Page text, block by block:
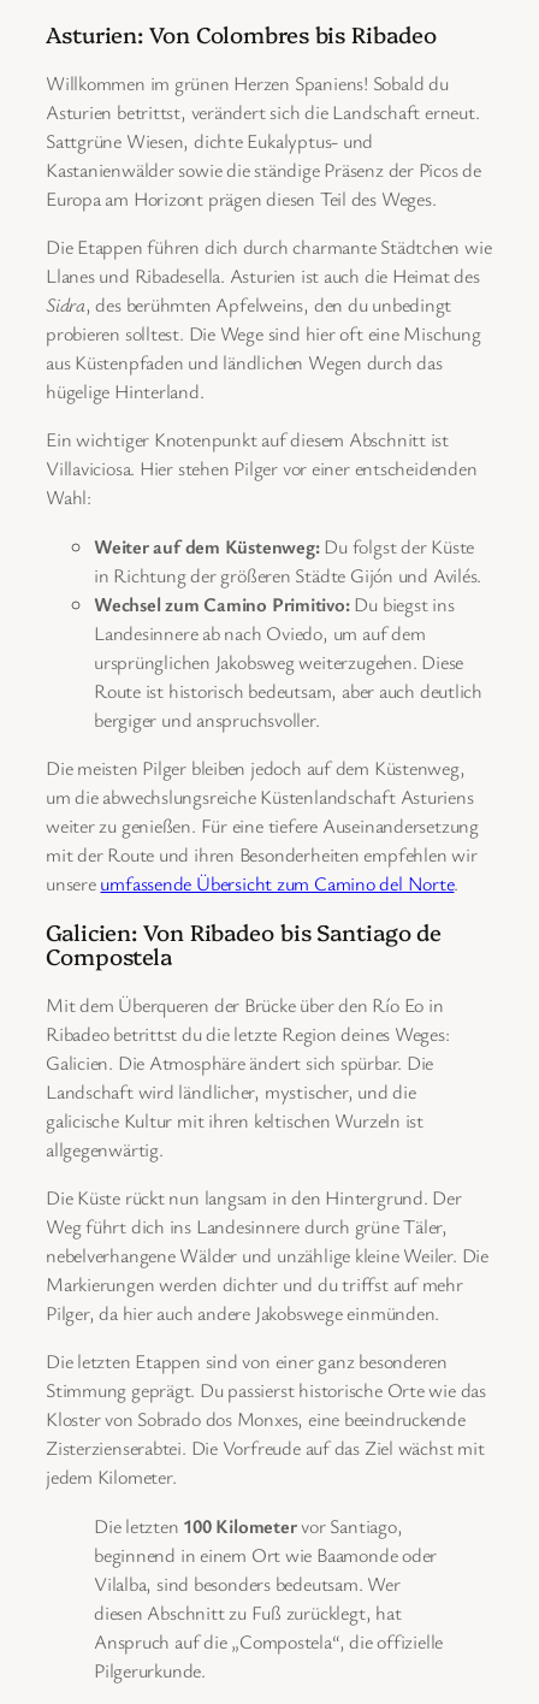
Asturien: Von Colombres bis Ribadeo
Willkommen im grünen Herzen Spaniens! Sobald du
Asturien betrittst, verändert sich die Landschaft erneut.
Sattgrüne Wiesen, dichte Eukalyptus- und
Kastanienwälder sowie die ständige Präsenz der Picos de
Europa am Horizont prägen diesen Teil des Weges.
Die Etappen führen dich durch charmante Städtchen wie
Llanes und Ribadesella. Asturien ist auch die Heimat des
Sidra, des berühmten Apfelweins, den du unbedingt
probieren solltest. Die Wege sind hier oft eine Mischung
aus Küstenpfaden und ländlichen Wegen durch das
hügelige Hinterland.
Ein wichtiger Knotenpunkt auf diesem Abschnitt ist
Villaviciosa. Hier stehen Pilger vor einer entscheidenden
Wahl:
Weiter auf dem Küstenweg:Du folgst der Küste
in Richtung der größeren Städte Gijón und Avilés.
Wechsel zum Camino Primitivo:Du biegst ins
Landesinnere ab nach Oviedo, um auf dem
ursprünglichen Jakobsweg weiterzugehen. Diese
Route ist historisch bedeutsam, aber auch deutlich
bergiger und anspruchsvoller.
Die meisten Pilger bleiben jedoch auf dem Küstenweg,
um die abwechslungsreiche Küstenlandschaft Asturiens
weiter zu genießen. Für eine tiefere Auseinandersetzung
mit der Route und ihren Besonderheiten empfehlen wir
unsereumfassende Übersicht zum Camino del Norte.
Galicien: Von Ribadeo bis Santiago de
Compostela
Mit dem Überqueren der Brücke über den Río Eo in
Ribadeo betrittst du die letzte Region deines Weges:
Galicien. Die Atmosphäre ändert sich spürbar. Die
Landschaft wird ländlicher, mystischer, und die
galicische Kultur mit ihren keltischen Wurzeln ist
allgegenwärtig.
Die Küste rückt nun langsam in den Hintergrund. Der
Weg führt dich ins Landesinnere durch grüne Täler,
nebelverhangene Wälder und unzählige kleine Weiler. Die
Markierungen werden dichter und du triffst auf mehr
Pilger, da hier auch andere Jakobswege einmünden.
Die letzten Etappen sind von einer ganz besonderen
Stimmung geprägt. Du passierst historische Orte wie das
Kloster von Sobrado dos Monxes, eine beeindruckende
Zisterzienserabtei. Die Vorfreude auf das Ziel wächst mit
jedem Kilometer.
Die letzten 100 Kilometervor Santiago,
beginnend in einem Ort wie Baamonde oder
Vilalba, sind besonders bedeutsam. Wer
diesen Abschnitt zu Fuß zurücklegt, hat
Anspruch auf die „Compostela“, die offizielle
Pilgerurkunde.